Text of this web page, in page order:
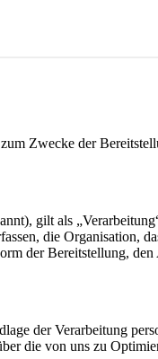
Zwecke der
gilt als
die Organisation,
der Bereitstellung,
der Verarbeitung
die von uns zu